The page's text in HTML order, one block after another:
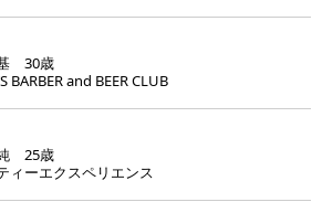
30歳
BARBER and BEER CLUB
25歳
ィーエクスペリエンス